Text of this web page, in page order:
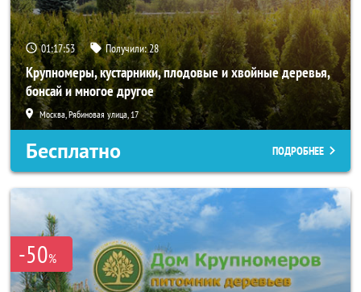
01:17:52 Получили:28
Крупномеры, кустарники, плодовые и хвойные деревья,
бонсай и многое другое
Москва, Рябиновая улица, 17
Бесплатно ПОДРОБНЕЕ
-50%